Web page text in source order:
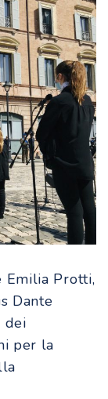
Emilia Protti,
Dante
dei
per la